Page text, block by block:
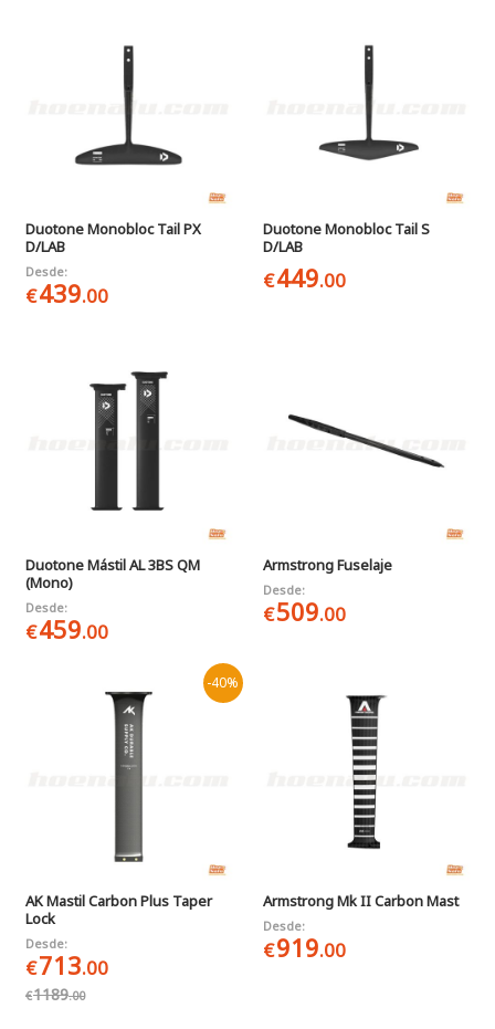
Duotone Monobloc Tail PX
D/LAB
Desde:
€439.00
Duotone Monobloc Tail S
D/LAB
€449.00
Duotone Mástil AL 3BS QM
(Mono)
Desde:
€459.00
Armstrong Fuselaje
Desde:
€509.00
-40%
AK Mastil Carbon Plus Taper
Lock
Desde:
€713.00
€1189.00
Armstrong Mk II Carbon Mast
Desde:
€919.00